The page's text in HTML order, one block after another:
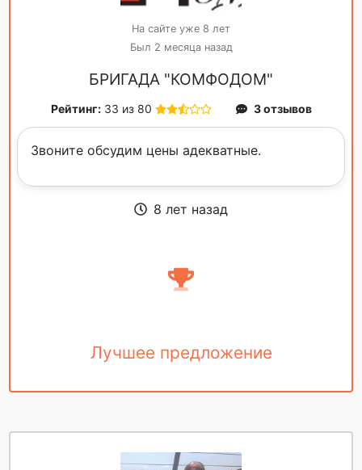
На сайте уже 8 лет
Был 2 месяца назад
БРИГАДА "КОМФОДОМ"
Рейтинг: 33 из 80 3 отзывов
Звоните обсудим цены адекватные.
8 лет назад
Лучшее предложение